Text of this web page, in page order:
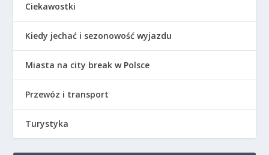
Ciekawostki
Kiedy jechać i sezonowość wyjazdu
Miasta na city break w Polsce
Przewóz i transport
Turystyka